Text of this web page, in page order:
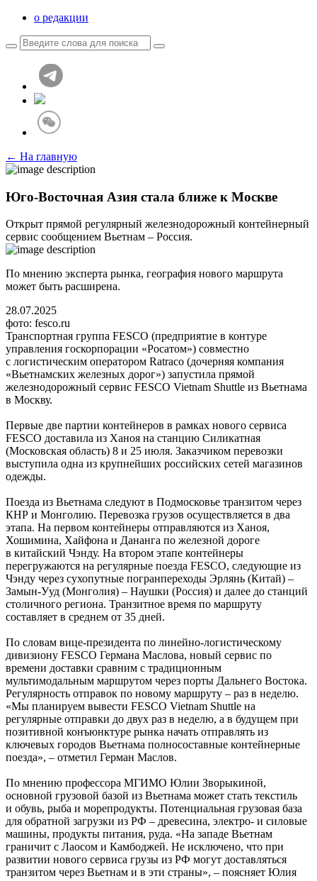
о редакции
← На главную
Юго-Восточная Азия стала ближе к Москве
Открыт прямой регулярный железнодорожный контейнерный
сервис сообщением Вьетнам – Россия.
По мнению эксперта рынка, география нового маршрута
может быть расширена.
28.07.2025
фото: fesco.ru
Транспортная группа FESCO (предприятие в контуре
управления госкорпорации «Росатом») совместно
с логистическим оператором Ratraco (дочерняя компания
«Вьетнамских железных дорог») запустила прямой
железнодорожный сервис FESCO Vietnam Shuttle из Вьетнама
в Москву.
Первые две партии контейнеров в рамках нового сервиса
FESCO доставила из Ханоя на станцию Силикатная
(Московская область) 8 и 25 июля. Заказчиком перевозки
выступила одна из крупнейших российских сетей магазинов
одежды.
Поезда из Вьетнама следуют в Подмосковье транзитом через
КНР и Монголию. Перевозка грузов осуществляется в два
этапа. На первом контейнеры отправляются из Ханоя,
Хошимина, Хайфона и Дананга по железной дороге
в китайский Чэнду. На втором этапе контейнеры
перегружаются на регулярные поезда FESCO, следующие из
Чэнду через сухопутные погранпереходы Эрлянь (Китай) –
Замын-Ууд (Монголия) – Наушки (Россия) и далее до станций
столичного региона. Транзитное время по маршруту
составляет в среднем от 35 дней.
По словам вице-президента по линейно-логистическому
дивизиону FESCO Германа Маслова, новый сервис по
времени доставки сравним с традиционным
мультимодальным маршрутом через порты Дальнего Востока.
Регулярность отправок по новому маршруту – раз в неделю.
«Мы планируем вывести FESCO Vietnam Shuttle на
регулярные отправки до двух раз в неделю, а в будущем при
позитивной конъюнктуре рынка начать отправлять из
ключевых городов Вьетнама полносоставные контейнерные
поезда», – отметил Герман Маслов.
По мнению профессора МГИМО Юлии Зворыкиной,
основной грузовой базой из Вьетнама может стать текстиль
и обувь, рыба и морепродукты. Потенциальная грузовая база
для обратной загрузки из РФ – древесина, электро- и силовые
машины, продукты питания, руда. «На западе Вьетнам
граничит с Лао­сом и Камбоджей. Не исключено, что при
развитии нового сервиса грузы из РФ могут доставляться
транзитом через Вьетнам и в эти страны», – поясняет Юлия